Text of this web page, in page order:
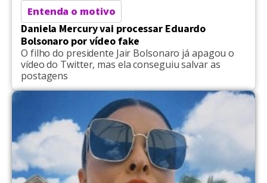
Entenda o motivo
Daniela Mercury vai processar Eduardo
Bolsonaro por vídeo fake
O filho do presidente Jair Bolsonaro já apagou o
vídeo do Twitter, mas ela conseguiu salvar as
postagens